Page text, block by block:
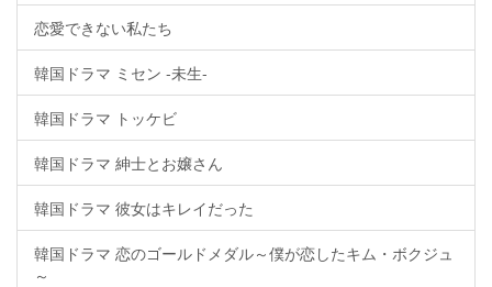
恋愛できない私たち
韓国ドラマ ミセン -未生-
韓国ドラマ トッケビ
韓国ドラマ 紳士とお嬢さん
韓国ドラマ 彼女はキレイだった
韓国ドラマ 恋のゴールドメダル～僕が恋したキム・ボクジュ
～